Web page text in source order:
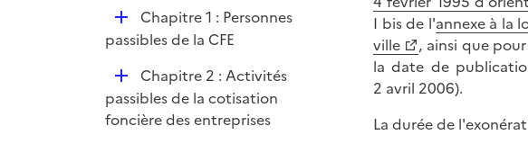
l
i
e
r
D
é
i
e
Chapitre 1 : Personnes
passibles de la CFE
D
é
p
Chapitre 2 : Activités
passibles de la cotisation
foncière des entreprises
I bis de l'annexe à la
ville
, ainsi que
la date de
2 avril 2006).
La durée de